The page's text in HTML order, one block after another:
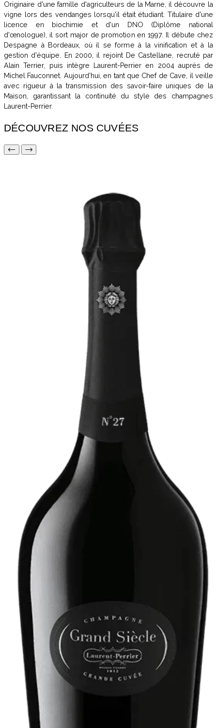
Originaire d'une famille d'agriculteurs de la Marne, il découvre la
vigne lors des vendanges lorsqu'il était étudiant. Titulaire d'une
licence en biochimie et d'un DNO (Diplôme national
d'œnologue), il sort major de promotion en 1997. Il débute chez
Despagne à Bordeaux, où il se forme à la vinification et à la
gestion d'équipe. En 2000, il rejoint De Castellane, recruté par
Alain Terrier, puis intègre Laurent-Perrier en 2004 auprès de
Michel Fauconnet. Aujourd'hui, en tant que Chef de Cave, il veille
avec rigueur à la transmission des savoir-faire uniques de la
Maison, garantissant la continuité du style des champagnes
Laurent-Perrier.
DÉCOUVREZ NOS CUVÉES